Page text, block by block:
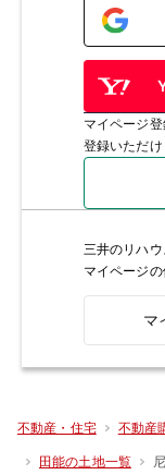
マイページ
登録いただけ
三井のリハ
マイページ
マ
不動産・住宅 不動産
田能の土地一覧